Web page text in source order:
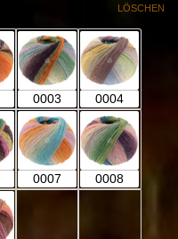
0003 0004
0007 0008
LÖSCHEN